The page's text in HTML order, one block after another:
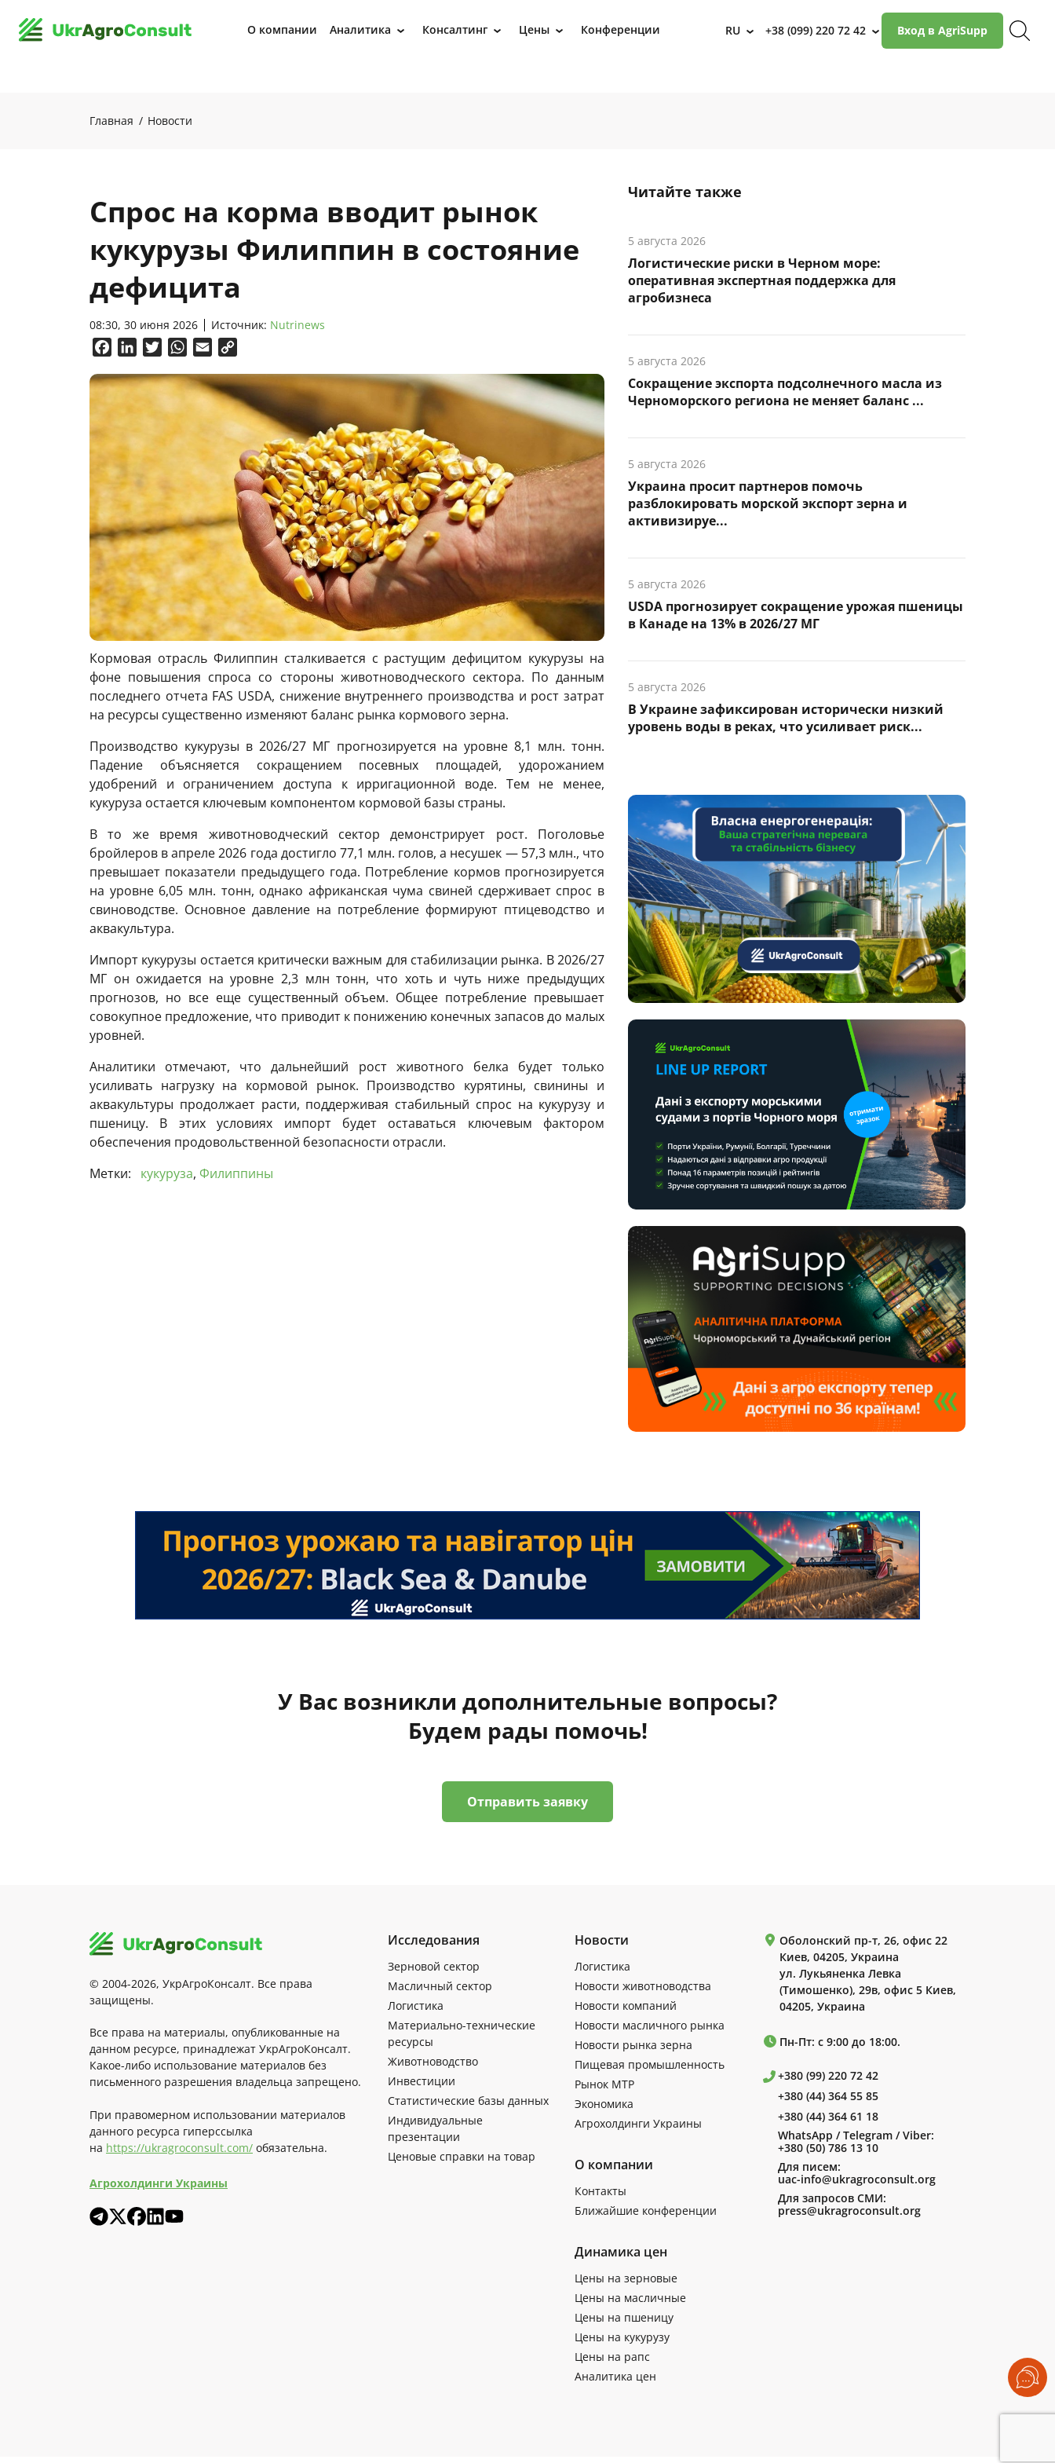
О компании Аналитика › Консалтинг › Цены › Конференции RU › +38 (099) 220 72 42 › Вход в AgriSupp
Главная Новости
Спрос на корма вводит рынок
кукурузы Филиппин в состояние
дефицита
08:30, 30 июня 2026 Источник: Nutrinews
FacebookLinkedInTwitterWhatsApp
Email
Кормовая отрасль Филиппин сталкивается с растущим дефицитом кукурузы на
фоне повышения спроса со стороны животноводческого сектора. По данным
последнего отчета FAS USDA, снижение внутреннего производства и рост затрат
на ресурсы существенно изменяют баланс рынка кормового зерна.
Производство кукурузы в 2026/27 МГ прогнозируется на уровне 8,1 млн. тонн.
Падение объясняется сокращением посевных площадей, удорожанием
удобрений и ограничением доступа к ирригационной воде. Тем не менее,
кукуруза остается ключевым компонентом кормовой базы страны.
В то же время животноводческий сектор демонстрирует рост. Поголовье
бройлеров в апреле 2026 года достигло 77,1 млн. голов, а несушек — 57,3 млн., что
превышает показатели предыдущего года. Потребление кормов прогнозируется
на уровне 6,05 млн. тонн, однако африканская чума свиней сдерживает спрос в
свиноводстве. Основное давление на потребление формируют птицеводство и
аквакультура.
Импорт кукурузы остается критически важным для стабилизации рынка. В 2026/27
МГ он ожидается на уровне 2,3 млн тонн, что хоть и чуть ниже предыдущих
прогнозов, но все еще существенный объем. Общее потребление превышает
совокупное предложение, что приводит к понижению конечных запасов до малых
уровней.
Аналитики отмечают, что дальнейший рост животного белка будет только
усиливать нагрузку на кормовой рынок. Производство курятины, свинины и
аквакультуры продолжает расти, поддерживая стабильный спрос на кукурузу и
пшеницу. В этих условиях импорт будет оставаться ключевым фактором
обеспечения продовольственной безопасности отрасли.
Метки:
кукуруза, Филиппины
Читайте также
5 августа 2026
Логистические риски в Черном море:
оперативная экспертная поддержка для
агробизнеса
5 августа 2026
Сокращение экспорта подсолнечного масла из
Черноморского региона не меняет баланс ...
5 августа 2026
Украина просит партнеров помочь
разблокировать морской экспорт зерна и
активизируе...
5 августа 2026
USDA прогнозирует сокращение урожая пшеницы
в Канаде на 13% в 2026/27 МГ
5 августа 2026
В Украине зафиксирован исторически низкий
уровень воды в реках, что усиливает риск...
У Вас возникли дополнительные вопросы?
Будем рады помочь!
Отправить заявку
© 2004-2026, УкрАгроКонсалт. Все права
защищены.
Все права на материалы, опубликованные на
данном ресурсе, принадлежат УкрАгроКонсалт.
Какое-либо использование материалов без
письменного разрешения владельца запрещено.
При правомерном использовании материалов
данного ресурса гиперссылка
на https://ukragroconsult.com/ обязательна.
Агрохолдинги Украины
Исследования
Зерновой сектор
Масличный сектор
Логистика
Материально-технические
ресурсы
Животноводство
Инвестиции
Статистические базы данных
Индивидуальные
презентации
Ценовые справки на товар
Новости
Логистика
Новости животноводства
Новости компаний
Новости масличного рынка
Новости рынка зерна
Пищевая промышленность
Рынок МТР
Экономика
Агрохолдинги Украины
О компании
Контакты
Ближайшие конференции
Динамика цен
Цены на зерновые
Цены на масличные
Цены на пшеницу
Цены на кукурузу
Цены на рапс
Аналитика цен
Оболонский пр-т, 26, офис 22
Киев, 04205, Украина
ул. Лукьяненка Левка
(Тимошенко), 29в, офис 5 Киев,
04205, Украина
Пн-Пт: с 9:00 до 18:00.
+380 (99) 220 72 42
+380 (44) 364 55 85
+380 (44) 364 61 18
WhatsApp / Telegram / Viber:
+380 (50) 786 13 10
Для писем:
uac-info@ukragroconsult.org
Для запросов СМИ:
press@ukragroconsult.org